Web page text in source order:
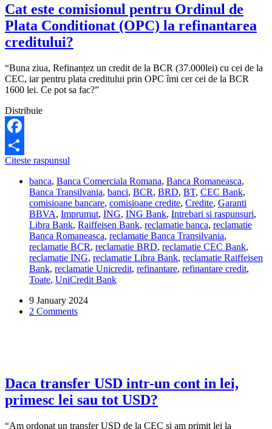
Cat este comisionul pentru Ordinul de
Plata Conditionat (OPC) la refinantarea
creditului?
“Buna ziua, Refinanțez un credit de la BCR (37.000lei) cu cei de la
CEC, iar pentru plata creditului prin OPC îmi cer cei de la BCR
1600 lei. Ce pot sa fac?”
Distribuie
Facebook
Share
Citeste raspunsul
comisionul
pentru
Ordinul
de
Plata
Conditionat
(OPC)
la
refinantarea
creditului?
banca, Banca Comerciala Romana, Banca Romaneasca,
Banca Transilvania, banci, BCR, BRD, BT, CEC Bank,
comisioane bancare, comisioane credite, Credite, Garanti
BBVA, Imprumut, ING, ING Bank, Intrebari si raspunsuri,
Libra Bank, Raiffeisen Bank, reclamatie banca, reclamatie
Banca Romaneasca, reclamatie Banca Transilvania,
reclamatie BCR, reclamatie BRD, reclamatie CEC Bank,
reclamatie ING, reclamatie Libra Bank, reclamatie Raiffeisen
Bank, reclamatie Unicredit, refinantare, refinantare credit,
Toate, UniCredit Bank
9 January 2024
2 Comments
Daca transfer USD intr-un cont in lei,
primesc lei sau tot USD?
“Am ordonat un transfer USD de la CEC si am primit lei la